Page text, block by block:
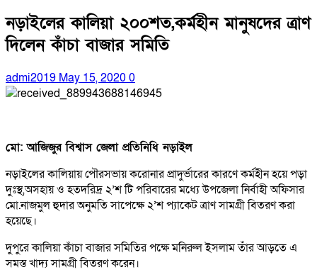
নড়াইলের কালিয়া ২০০শত,কর্মহীন মানুষদের ত্রাণ
দিলেন কাঁচা বাজার সমিতি
admi2019 May 15, 2020 0
মো: অাজিজুর বিশ্বাস জেলা প্রতিনিধি নড়াইল
নড়াইলের কালিয়ায় পৌরসভায় করোনার প্রাদুর্ভারের কারণে কর্মহীন হয়ে পড়া
দুঃস্থ,অসহায় ও হতদরিদ্র ২’শ টি পরিবারের মধ্যে উপজেলা নির্বাহী অফিসার
মো.নাজমুল হুদার অনুমতি সাপেক্ষে ২’শ প্যাকেট ত্রাণ সামগ্রী বিতরণ করা
হয়েছে।
দুপুরে কালিয়া কাঁচা বাজার সমিতির পক্ষে মনিরুল ইসলাম তাঁর আড়তে এ
সমস্ত খাদ্য সামগ্রী বিতরণ করেন।